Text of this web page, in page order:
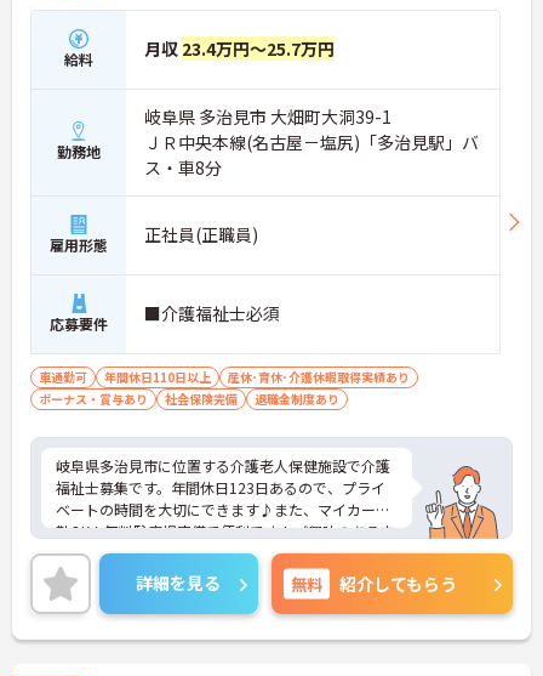
給料 月収 23.4万円～25.7万円
勤務地
岐阜県 多治見市 大畑町大洞39-1
ＪＲ中央本線(名古屋－塩尻)「多治見駅」バ
ス・車8分
雇用形態 正社員(正職員)
応募要件 ■介護福祉士必須
車通勤可 年間休日110日以上
産休･育休･介護休暇取得実績あり
ボーナス・賞与あり
社会保険完備 退職金制度あり
岐阜県多治見市に位置する介護老人保健施設で介護
福祉士募集です。年間休日123日あるので、プライ
ベートの時間を大切にできます♪また、マイカー通
勤OK！無料駐車場完備で便利です！ご興味のある方
はご面接のポイントお伝えしますのでご気軽にお問
い合わせください。
詳細を見る 無料 紹介してもらう